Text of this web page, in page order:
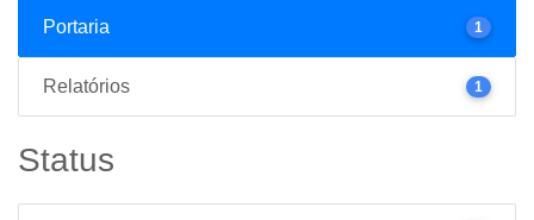
Portaria 1
Relatórios 1
Status